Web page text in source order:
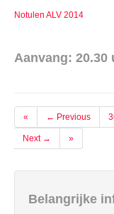
Notulen ALV 2014
Aanvang: 20.30
« ← Previous
Next → »
Belangrijke